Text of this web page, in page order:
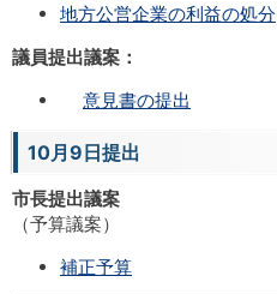
地方公営企業の利益の処分
議員提出議案：
意見書の提出
10月9日提出
市長提出議案
（予算議案）
補正予算